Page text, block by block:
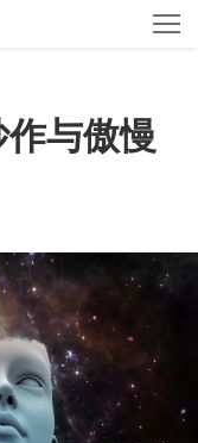
与傲慢